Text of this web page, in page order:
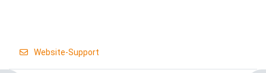
Website-Support